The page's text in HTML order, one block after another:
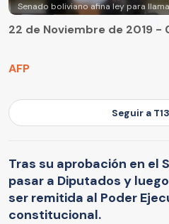
Senado boliviano afina ley para
AFP
22 de Noviembre de 2019 -
Seguir a
Tras su aprobación en el
pasar a Diputados y
ser remitida al Poder
constitucional.